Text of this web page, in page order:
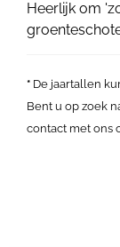
Heerlijk om
* De jaartallen
Bent u op zoek
contact met ons